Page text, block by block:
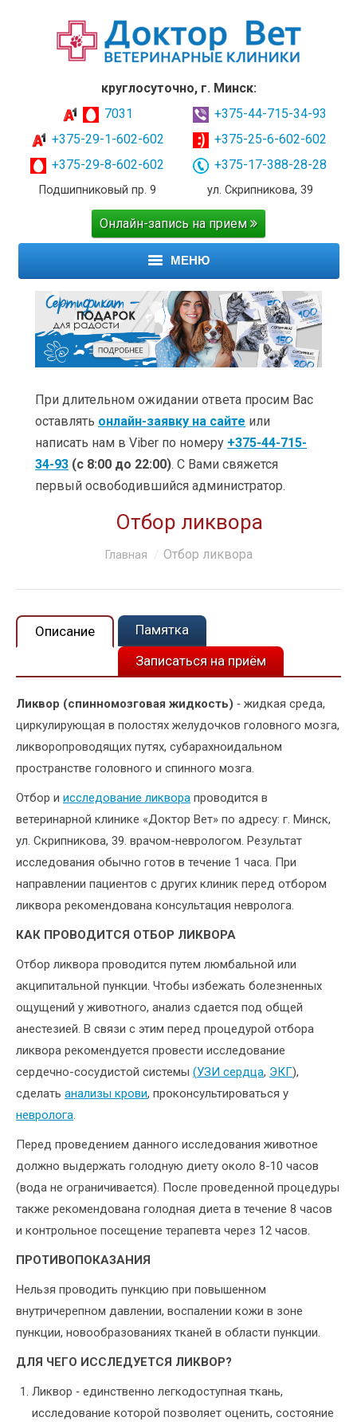
круглосуточно, г. Минск:
7031
+375-29-1-602-602
+375-29-8-602-602
Подшипниковый пр. 9
+375-44-715-34-93
+375-25-6-602-602
+375-17-388-28-28
ул. Скрипникова, 39
Онлайн-запись на прием
МЕНЮ
ГЛАВНАЯ
УСЛУГИ
ЦЕНЫ
ОБУЧЕНИЕ
При длительном ожидании ответа просим Вас
оставлять онлайн-заявку на сайте или
написать нам в Viber по номеру +375-44-715-
34-93 (с 8:00 до 22:00). С Вами свяжется
первый освободившийся администратор.
Отбор ликвора
Главная Отбор ликвора
Описание
Памятка
Записаться на приём
Ликвор (спинномозговая жидкость) ‑ жидкая среда,
циркулирующая в полостях желудочков головного мозга,
ликворопроводящих путях, субарахноидальном
пространстве головного и спинного мозга.
Отбор и исследование ликвора проводится в
ветеринарной клинике «Доктор Вет» по адресу: г. Минск,
ул. Скрипникова, 39. врачом-неврологом. Результат
исследования обычно готов в течение 1 часа. При
направлении пациентов с других клиник перед отбором
ликвора рекомендована консультация невролога.
КАК ПРОВОДИТСЯ ОТБОР ЛИКВОРА
Отбор ликвора проводится путем люмбальной или
акципитальной пункции. Чтобы избежать болезненных
ощущений у животного, анализ сдается под общей
анестезией. В связи с этим перед процедурой отбора
ликвора рекомендуется провести исследование
сердечно-сосудистой системы (УЗИ сердца, ЭКГ),
сделать анализы крови, проконсультироваться у
невролога.
Перед проведением данного исследования животное
должно выдержать голодную диету около 8-10 часов
(вода не ограничивается). После проведенной процедуры
также рекомендована голодная диета в течение 8 часов
и контрольное посещение терапевта через 12 часов.
ПРОТИВОПОКАЗАНИЯ
Нельзя проводить пункцию при повышенном
внутричерепном давлении, воспалении кожи в зоне
пункции, новообразованиях тканей в области пункции.
ДЛЯ ЧЕГО ИССЛЕДУЕТСЯ ЛИКВОР?
Ликвор ‑ единственно легкодоступная ткань,
исследование которой позволяет оценить, состояние